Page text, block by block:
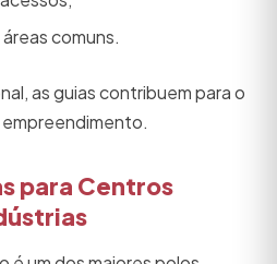
comuns.
as guias contribuem para o
para Centros